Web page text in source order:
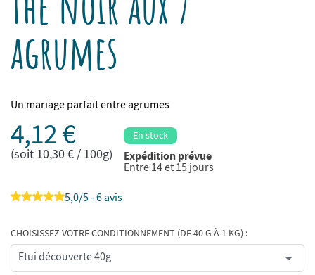
Thé noir aux 7
agrumes
Un mariage parfait entre agrumes
4,12 €
(soit 10,30 € / 100g)
En stock
Expédition prévue
Entre 14 et 15 jours
5,0/5 - 6 avis
CHOISISSEZ VOTRE CONDITIONNEMENT (DE 40 G À 1 KG) :